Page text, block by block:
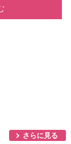
さらに見る